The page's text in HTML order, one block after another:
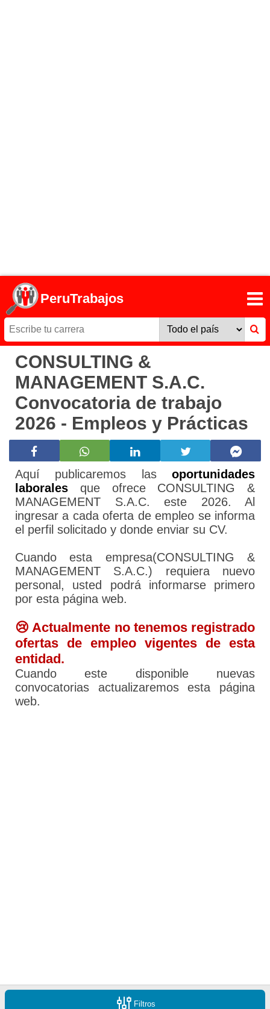
PeruTrabajos
CONSULTING &
MANAGEMENT S.A.C.
Convocatoria de trabajo
2026 - Empleos y Prácticas
Aquí publicaremos las oportunidades
laborales que ofrece CONSULTING &
MANAGEMENT S.A.C. este 2026. Al
ingresar a cada oferta de empleo se informa
el perfil solicitado y donde enviar su CV.
Cuando esta empresa(CONSULTING &
MANAGEMENT S.A.C.) requiera nuevo
personal, usted podrá informarse primero
por esta página web.
😢 Actualmente no tenemos registrado
ofertas de empleo vigentes de esta
entidad.
Cuando este disponible nuevas
convocatorias actualizaremos esta página
web.
Filtros